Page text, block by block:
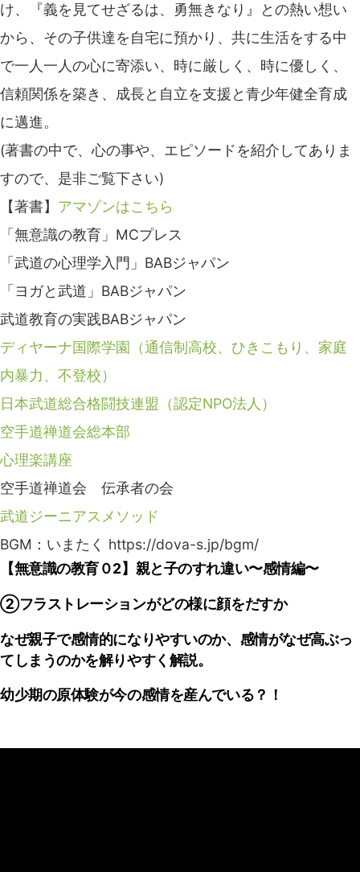
け、『義を見てせざるは、勇無きなり』との熱い想い
から、その子供達を自宅に預かり、共に生活をする中
で一人一人の心に寄添い、時に厳しく、時に優しく、
信頼関係を築き、成長と自立を支援と青少年健全育成
に邁進。
(著書の中で、心の事や、エピソードを紹介してありま
すので、是非ご覧下さい)
【著書】 アマゾンはこちら
「無意識の教育」MCプレス
「武道の心理学入門」BABジャパン
「ヨガと武道」BABジャパン
武道教育の実践BABジャパン
ディヤーナ国際学園（通信制高校、ひきこもり、家庭
内暴力、不登校）
日本武道総合格闘技連盟（認定NPO法人）
空手道禅道会総本部
心理楽講座
空手道禅道会 伝承者の会
武道ジーニアスメソッド
BGM：いまたく https://dova-s.jp/bgm/
【無意識の教育０2】親と子のすれ違い〜感情編〜
②フラストレーションがどの様に顔をだすか
なぜ親子で感情的になりやすいのか、感情がなぜ高ぶっ
てしまうのかを解りやすく解説。
幼少期の原体験が今の感情を産んでいる？！